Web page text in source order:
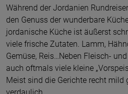
Während der Jordanien
den Genuss der wunderbare
jordanische Küche ist äußerst
viele frische Zutaten. Lamm,
Gemüse, Reis…Neben Fleisch-
auch oftmals viele kleine
Meist sind die Gerichte recht mild
verdaulich.